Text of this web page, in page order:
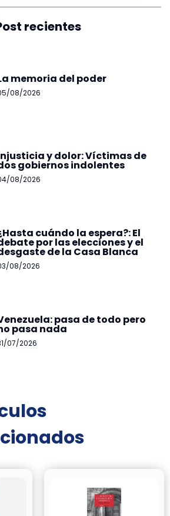
recientes
memoria del poder
08/2026
y dolor: Víctimas de
gobiernos indolentes
08/2026
cuándo la espera?: El
por las elecciones y el
de la Casa Blanca
08/2026
pasa de todo pero
pasa nada
07/2026